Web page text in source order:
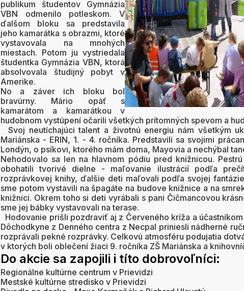
publikum študentov Gymnázia
VBN odmenilo potleskom. V
ďalšom bloku sa predstavila
jeho kamarátka s obrazmi, ktoré
vystavovala na mnohých
miestach. Potom ju vystriedala
študentka Gymnázia VBN, ktorá
absolvovala študijný pobyt v
Amerike.
No a záver ich bloku bol
bravúrny. Mário opäť s
kamarátom a kamarátkou v
hudobnom vystúpení očarili všetkých prítomných spevom a
Svoj neutíchajúci talent a životnú energiu nám všetkým
Mariánska - ERIN, 1. - 4. ročníka. Predstavili sa svojimi
Londýn, o psíkovi, ktorého mám doma, Mayovia a nechýbal
Nehodovalo sa len na hlavnom pódiu pred knižnicou.
obohatili tvorivé dielne - maľovanie ilustrácií podľa
rozprávkovej knihy, ďalšie deti maľovali podľa svojej
sme potom vystavili na špagáte na budove knižnice a na
knižnici. Okrem toho si deti vyrábali s pani Čičmancovou
sme jej bábky vystavovali na terase.
Hodovanie prišli pozdraviť aj z Červeného kríža a
Dôchodkyne z Denného centra z Necpal priniesli nádherné
rozprávali pekné rozprávky. Celkovú atmosféru podujatia
v ktorých boli oblečení žiaci 9. ročníka ZŠ Mariánska a
Do akcie sa zapojili i títo dobrovoľníci:
Regionálne kultúrne centrum v Prievidzi
Mestské kultúrne stredisko v Prievidzi